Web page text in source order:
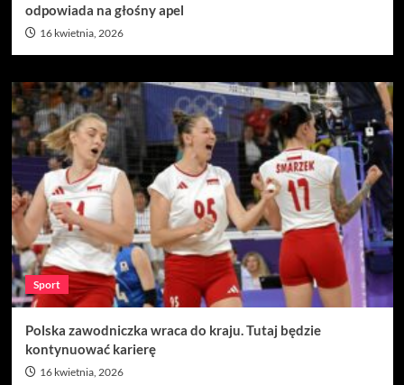
odpowiada na głośny apel
16 kwietnia, 2026
Sport
Polska zawodniczka wraca do kraju. Tutaj będzie
kontynuować karierę
16 kwietnia, 2026